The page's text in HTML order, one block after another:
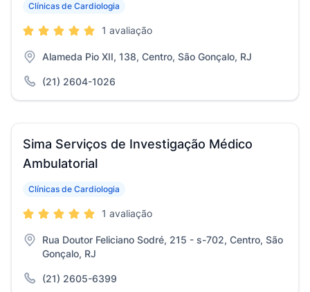
Clínicas de Cardiologia
1 avaliação
Alameda Pio XII, 138, Centro, São Gonçalo, RJ
(21) 2604-1026
Sima Serviços de Investigação Médico
Ambulatorial
Clínicas de Cardiologia
1 avaliação
Rua Doutor Feliciano Sodré, 215 - s-702, Centro, São
Gonçalo, RJ
(21) 2605-6399